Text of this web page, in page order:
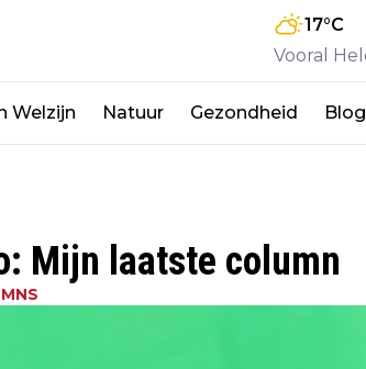
17°C
Vooral
Welzijn Natuur Gezondheid
Mijn laatste column